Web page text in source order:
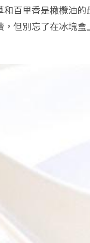
和百里香是橄欖油
，但別忘了在冰塊